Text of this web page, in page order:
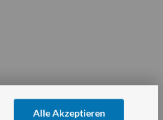
Alle Akzeptieren